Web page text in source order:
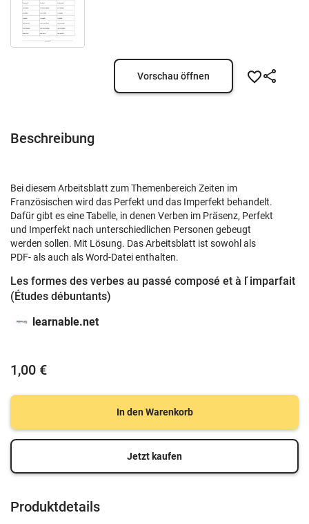
Vorschau öffnen
Beschreibung
Bei diesem Arbeitsblatt zum Themenbereich Zeiten im
Französischen wird das Perfekt und das Imperfekt behandelt.
Dafür gibt es eine Tabelle, in denen Verben im Präsenz, Perfekt
und Imperfekt nach unterschiedlichen Personen gebeugt
werden sollen. Mit Lösung. Das Arbeitsblatt ist sowohl als
PDF- als auch als Word-Datei enthalten.
Les formes des verbes au passé composé et à l ́imparfait
(Études débuntants)
learnable.net
1,00 €
In den Warenkorb
Jetzt kaufen
Produktdetails